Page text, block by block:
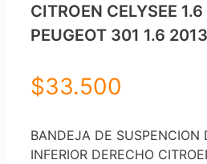
CITROEN CELYSEE
PEUGEOT 301 1.6
$33.500
BANDEJA DE SUSPENCION
INFERIOR DERECHO